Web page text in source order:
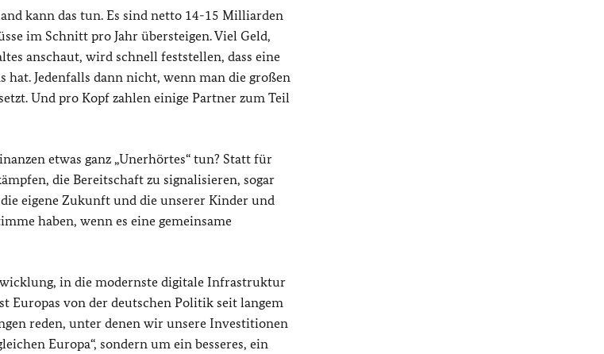
kann das tun. Es sind netto 14-15 Milliarden
im Schnitt pro Jahr übersteigen. Viel Geld,
anschaut, wird schnell feststellen, dass eine
hat. Jedenfalls dann nicht, wenn man die großen
Und pro Kopf zahlen einige Partner zum Teil
etwas ganz „Unerhörtes“ tun? Statt für
die Bereitschaft zu signalisieren, sogar
eigene Zukunft und die unserer Kinder und
haben, wenn es eine gemeinsame
in die modernste digitale Infrastruktur
Europas von der deutschen Politik seit langem
reden, unter denen wir unsere Investitionen
Europa“, sondern um ein besseres, ein